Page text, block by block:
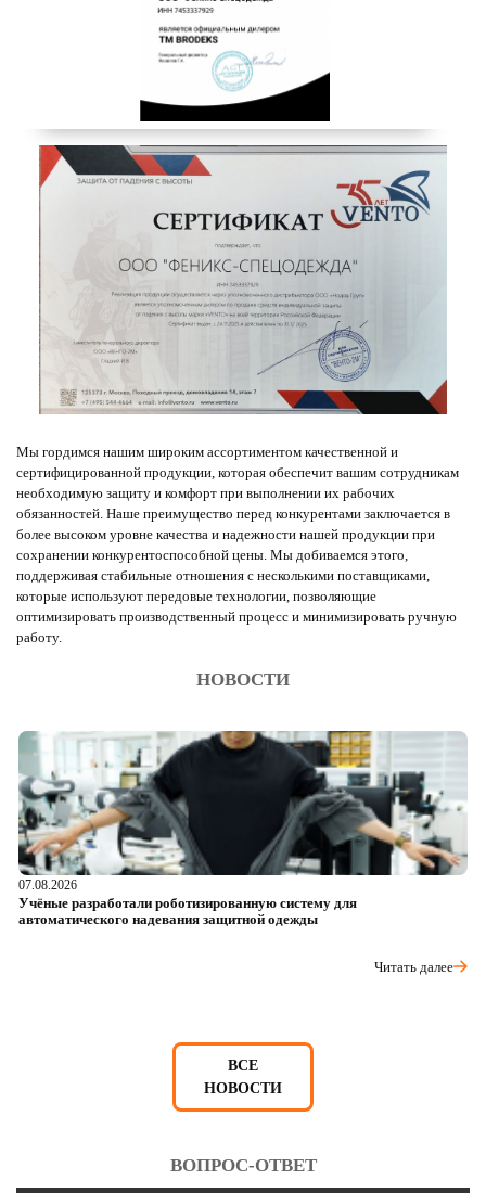
Мы гордимся нашим широким ассортиментом качественной и
сертифицированной продукции, которая обеспечит вашим сотрудникам
необходимую защиту и комфорт при выполнении их рабочих
обязанностей. Наше преимущество перед конкурентами заключается в
более высоком уровне качества и надежности нашей продукции при
сохранении конкурентоспособной цены. Мы добиваемся этого,
поддерживая стабильные отношения с несколькими поставщиками,
которые используют передовые технологии, позволяющие
оптимизировать производственный процесс и минимизировать ручную
работу.
НОВОСТИ
07.08.2026
Учёные разработали роботизированную систему для
автоматического надевания защитной одежды
Читать далее
ВСЕ
НОВОСТИ
ВОПРОС-ОТВЕТ